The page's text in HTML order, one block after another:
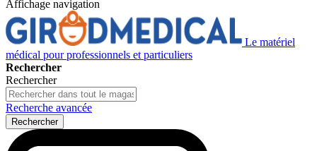
Affichage navigation
Le matériel
médical pour professionnels et particuliers
Rechercher
Rechercher
Recherche avancée
Rechercher